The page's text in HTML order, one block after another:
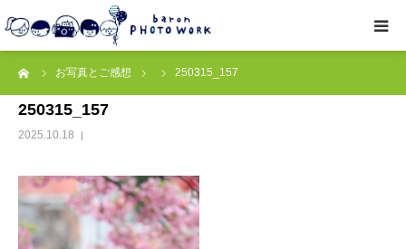
お写真とご感想 250315_157
250315_157
2025.10.18
撮影プラン
私たちについて
オプション
● お写真とご感想